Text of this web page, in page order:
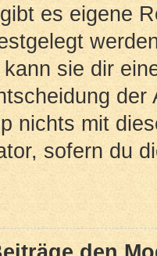
es eigene
sie dir
nichts mit
sofern du